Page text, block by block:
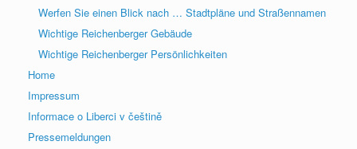
Werfen Sie einen Blick nach … Stadtpläne und Straßennamen
Wichtige Reichenberger Gebäude
Wichtige Reichenberger Persönlichkeiten
Home
Impressum
Informace o Liberci v češtině
Pressemeldungen